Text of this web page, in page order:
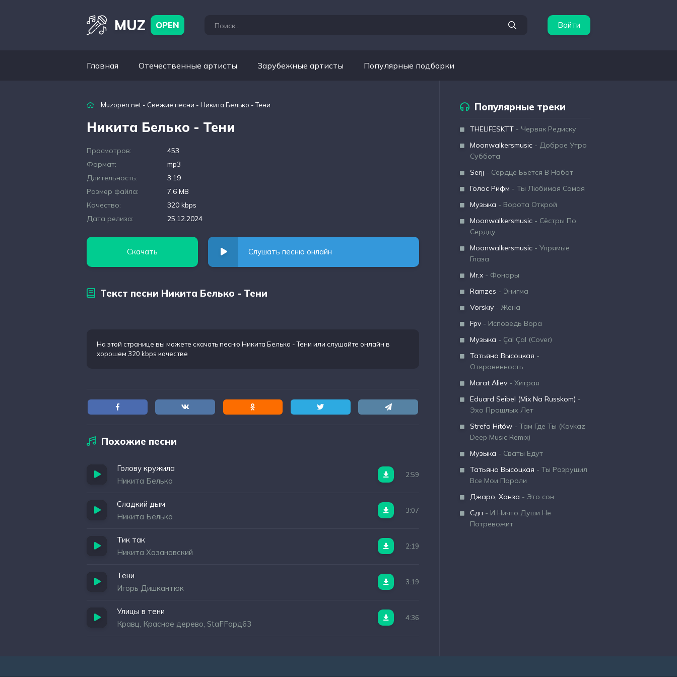
MUZ OPEN Войти
Главная Отечественные артисты Зарубежные артисты Популярные подборки
Muzopen.net - Свежие песни - Никита Белько - Тени
Никита Белько - Тени
Просмотров:
453
Формат:
mp3
Длительность:
3:19
Размер файла:
7.6 MB
Качество:
320 kbps
Дата релиза:
25.12.2024
Скачать Слушать песню онлайн
Текст песни Никита Белько - Тени
На этой странице вы можете скачать песню Никита Белько - Тени или слушайте онлайн в
хорошем 320 kbps качестве
Похожие песни
Голову кружила
Никита Белько
2:59
Сладкий дым
Никита Белько
3:07
Тик так
Никита Хазановский
2:19
Тени
Игорь Дишкантюк
3:19
Улицы в тени
Кравц, Красное дерево, StaFFорд63
4:36
Популярные треки
THELIFESKTT - Червяк Редиску
Moonwalkersmusic - Доброе Утро
Суббота
Serjj - Сердце Бьётся В Набат
Голос Рифм - Ты Любимая Самая
Музыка - Ворота Открой
Moonwalkersmusic - Сёстры По
Сердцу
Moonwalkersmusic - Упрямые
Глаза
Mr.x - Фонары
Ramzes - Энигма
Vorskiy - Жена
Fpv - Исповедь Вора
Музыка - Çal Çal (Cover)
Татьяна Высоцкая -
Откровенность
Marat Aliev - Хитрая
Eduard Seibel (Mix Na Russkom) -
Эхо Прошлых Лет
Strefa Hitów - Там Где Ты (Kavkaz
Deep Music Remix)
Музыка - Сваты Едут
Татьяна Высоцкая - Ты Разрушил
Все Мои Пароли
Джаро, Ханза - Это сон
Сдп - И Ничто Души Не
Потревожит